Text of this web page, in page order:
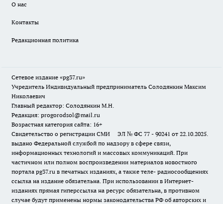
О нас
Контакты
Редакционная политика
Сетевое издание «pg37.ru»
Учредитель Индивидуальный предприниматель Солодянкин Максим
Николаевич
Главный редактор: Солодянкин М.Н.
Редакция: progorodsol@mail.ru
Возрастная категория сайта: 16+
Свидетельство о регистрации СМИ ЭЛ № ФС 77 - 90241 от 22.10.2025.
выдано Федеральной службой по надзору в сфере связи,
информационных технологий и массовых коммуникаций. При
частичном или полном воспроизведении материалов новостного
портала pg37.ru в печатных изданиях, а также теле- радиосообщениях
ссылка на издание обязательна. При использовании в Интернет-
изданиях прямая гиперссылка на ресурс обязательна, в противном
случае будут применены нормы законодательства РФ об авторских и